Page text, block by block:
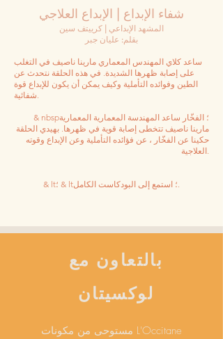
شفاء الإبداع | الإبداع العلاجي
المشهد الإبداعي | كرييتف سين
بقلم: عليان جبر
ساعد كلاي المهندس المعماري مارينا ناصيف في التغلب
على إصابة ظهرها الشديدة. في هذه الحلقة نتحدث عن
الطين وفوائده التأملية وكيف يمكن أن يكون للإبداع قوة
شفائية.
& nbsp؛ الفخّار ساعد المهندسة المعمارية المعمارية
مارينا ناصيف تتخطى إصابة قوية في ظهرها. بهيدي الحلقة
حكينا عن الفخّار ، عن فؤائده التأملية وعن الإبداع وقوته
العلاجية.
& lt؛ & lt؛ استمع إلى البودكاست الكامل.
بالتعاون مع
لوكسيتان
مستوحى من مكونات L'Occitane